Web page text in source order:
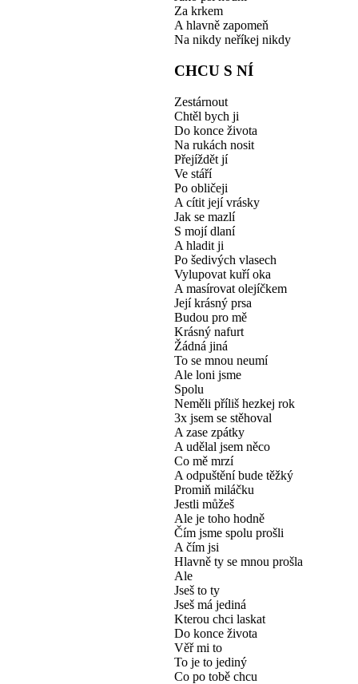
Za krkem
A hlavně zapomeň
Na nikdy neříkej nikdy
CHCU S NÍ
Zestárnout
Chtěl bych ji
Do konce života
Na rukách nosit
Přejíždět jí
Ve stáří
Po obličeji
A cítit její vrásky
Jak se mazlí
S mojí dlaní
A hladit ji
Po šedivých vlasech
Vylupovat kuří oka
A masírovat olejíčkem
Její krásný prsa
Budou pro mě
Krásný nafurt
Žádná jiná
To se mnou neumí
Ale loni jsme
Spolu
Neměli příliš hezkej rok
3x jsem se stěhoval
A zase zpátky
A udělal jsem něco
Co mě mrzí
A odpuštění bude těžký
Promiň miláčku
Jestli můžeš
Ale je toho hodně
Čím jsme spolu prošli
A čím jsi
Hlavně ty se mnou prošla
Ale
Jseš to ty
Jseš má jediná
Kterou chci laskat
Do konce života
Věř mi to
To je to jediný
Co po tobě chcu